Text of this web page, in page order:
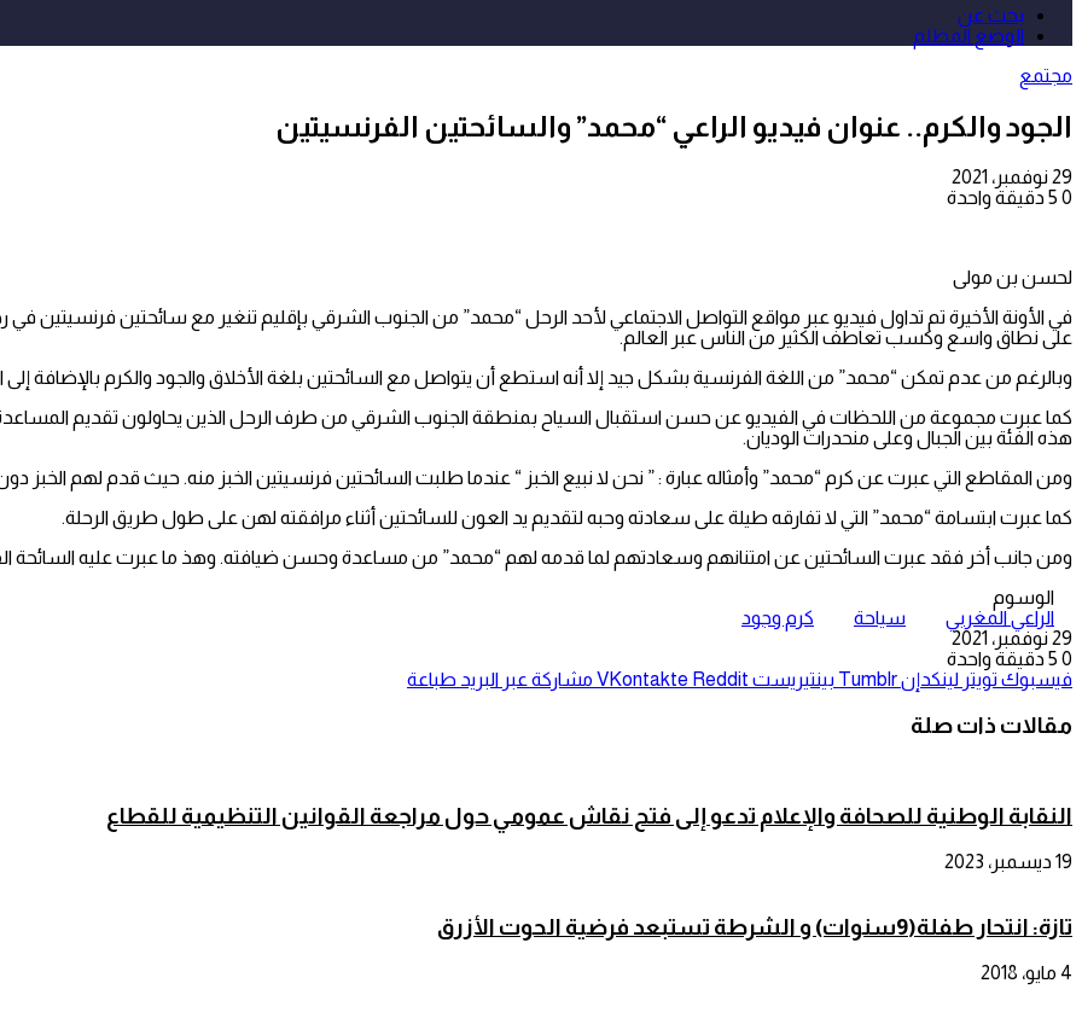
بحث عن
الوضع المظلم
مجتمع
الجود والكرم.. عنوان فيديو الراعي “محمد” والسائحتين الفرنسيتين
29 نوفمبر، 2021
0
دقيقة واحدة
لحسن بن مولى
في الأونة الأخيرة تم تداول فيديو عبر مواقع التواصل الاجتماعي لأحد الرحل “محمد” من الجنوب الشرقي بإقليم تنغير مع سائحتين فرنسيتين
على نطاق واسع وكسب تعاطف الكثير من الناس عبر العالم.
وبالرغم من عدم تمكن “محمد” من اللغة الفرنسية بشكل جيد إلا أنه استطع أن يتواصل مع السائحتين بلغة الأخلاق والجود والكرم بالإضافة
كما عبرت مجموعة من اللحظات في الفيديو عن حسن استقبال السياح بمنطقة الجنوب الشرقي من طرف الرحل الذين يحاولون تقديم المساعدة
هذه الفئة بين الجبال وعلى منحدرات الوديان.
ومن المقاطع التي عبرت عن كرم “محمد” وأمثاله عبارة : ” نحن لا نبيع الخبز “ عندما طلبت السائحتين فرنسيتين الخبز منه. حيث قدم لهم الخبز
كما عبرت ابتسامة “محمد” التي لا تفارقه طيلة على سعادته وحبه لتقديم يد العون للسائحتين أثناء مرافقته لهن على طول طريق الرحلة.
ومن جانب أخر فقد عبرت السائحتين عن امتنانهم وسعادتهم لما قدمه لهم “محمد” من مساعدة وحسن ضيافته. وهذ ما عبرت عليه السائحة
الوسوم
الراعي المغربي
سياحة
كرم وجود
29 نوفمبر، 2021
0
دقيقة واحدة
فيسبوك تويتر لينكدإن بينتيريست مشاركة عبر البريد طباعة
مقالات ذات صلة
النقابة الوطنية للصحافة والإعلام تدعو إلى فتح نقاش عمومي حول مراجعة القوانين التنظيمية للقطاع
19 ديسمبر، 2023
تازة: انتحار طفلة(9سنوات) و الشرطة تستبعد فرضية الحوت الأزرق
4 مايو، 2018